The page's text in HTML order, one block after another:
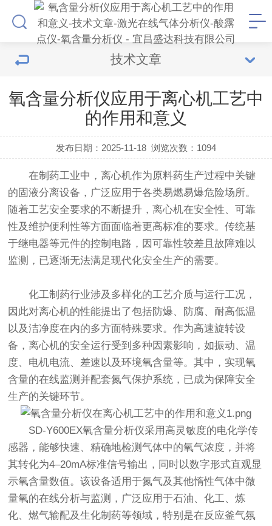
技术文章
氧含量分析仪应用于离心机工艺中
的作用和意义
发布日期：2025-11-18 浏览次数： 1094
在制药工业中，离心机作为原料药生产过程中关键
的固液分离设备，广泛应用于各类易燃易爆危险场所。
随着工艺安全要求的不断提升，离心机在安全性、可靠
性及维护便利性等方面面临着更高标准的要求。传统基
于继电器等元件的控制电路，因可靠性较差且故障难以
监测，已逐渐无法满足现代化安全生产的需要。
化工制药行业涉及多样化的工艺介质与运行工况，
因此对离心机的性能提出了包括防爆、防腐、耐高低温
以及洁净度在内的多方面特殊要求。作为高速旋转设
备，离心机的安全运行受到多种因素影响，如振动、温
度、电机电流、差速以及环境氧含量等。其中，实现氧
含量的在线监测并配套氮气保护系统，已成为保障安全
生产的关键环节。
SD-Y600EX氧含量分析仪采用高灵敏度的电化学传
感器，能够快速、精确地检测气体中的氧气浓度，并将
其转化为4–20mA标准信号输出，同时以数字形式直观显
示氧含量数值。该设备适用于氮气及其他惰性气体中微
量氧的在线分析与监测，广泛应用于石油、化工、炼
化、燃气输配及生化制药等领域，特别是在反应釜气氛